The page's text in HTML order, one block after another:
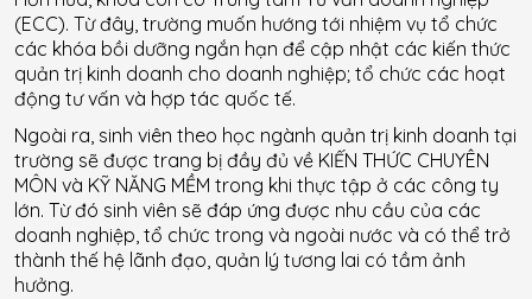
(ECC). Từ đây, trường muốn hướng tới nhiệm vụ tổ chức
các khóa bồi dưỡng ngắn hạn để cập nhật các kiến thức
quản trị kinh doanh cho doanh nghiệp; tổ chức các hoạt
động tư vấn và hợp tác quốc tế.
Ngoài ra, sinh viên theo học ngành quản trị kinh doanh tại
trường sẽ được trang bị đầy đủ về KIẾN THỨC CHUYÊN
MÔN và KỸ NĂNG MỀM trong khi thực tập ở các công ty
lớn. Từ đó sinh viên sẽ đáp ứng được nhu cầu của các
doanh nghiệp, tổ chức trong và ngoài nước và có thể trở
thành thế hệ lãnh đạo, quản lý tương lai có tầm ảnh
hưởng.